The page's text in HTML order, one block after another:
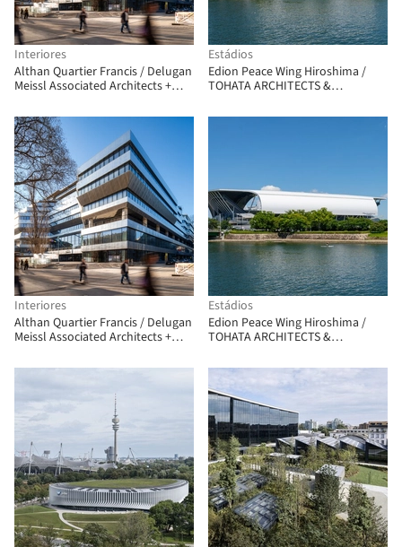
Interiores
Althan Quartier Francis / Delugan
Meissl Associated Architects +
Estádios
Edion Peace Wing Hiroshima /
TOHATA ARCHITECTS &
DESIGN INSTITUTE + TAISEI
Interiores
Althan Quartier Francis / Delugan
Meissl Associated Architects +
Estádios
Edion Peace Wing Hiroshima /
TOHATA ARCHITECTS &
DESIGN INSTITUTE + TAISEI
DESIGN Planners Architects &
Engineers